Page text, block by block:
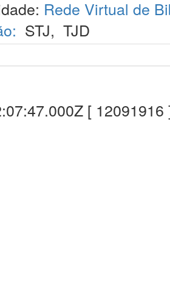
Rede Virtual de
STJ, TJD
[ 12091916